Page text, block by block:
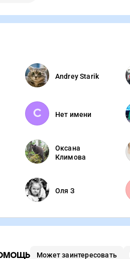
Andrey Starik
Нет имени
Оксана
Климова
Оля З
Может заинтересовать